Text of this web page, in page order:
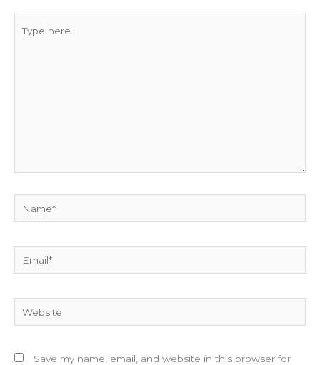
here..
Website
Save my name, email, and website in this browser for